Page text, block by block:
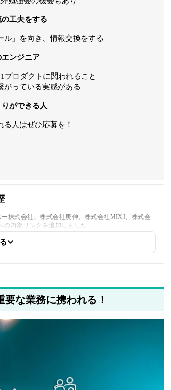
工夫をする
ル」を向き、情報交換をする
ンジニア
プロダクトに関われること
がっている実感がある
ができる人
人はぜひ応募を！
株式会社、株式会社庚伸、株式会社MIXI、株式会
の内部リンクを追加しました
な業務に携われる！